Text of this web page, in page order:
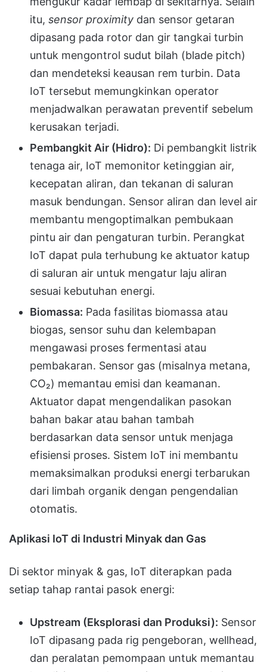
itu, sensor proximity dan sensor getaran
dipasang pada rotor dan gir tangkai turbin
untuk mengontrol sudut bilah (blade pitch)
dan mendeteksi keausan rem turbin. Data
IoT tersebut memungkinkan operator
menjadwalkan perawatan preventif sebelum
kerusakan terjadi.
Pembangkit Air (Hidro): Di pembangkit listrik
tenaga air, IoT memonitor ketinggian air,
kecepatan aliran, dan tekanan di saluran
masuk bendungan. Sensor aliran dan level air
membantu mengoptimalkan pembukaan
pintu air dan pengaturan turbin. Perangkat
IoT dapat pula terhubung ke aktuator katup
di saluran air untuk mengatur laju aliran
sesuai kebutuhan energi.
Biomassa: Pada fasilitas biomassa atau
biogas, sensor suhu dan kelembapan
mengawasi proses fermentasi atau
pembakaran. Sensor gas (misalnya metana,
CO₂) memantau emisi dan keamanan.
Aktuator dapat mengendalikan pasokan
bahan bakar atau bahan tambah
berdasarkan data sensor untuk menjaga
efisiensi proses. Sistem IoT ini membantu
memaksimalkan produksi energi terbarukan
dari limbah organik dengan pengendalian
otomatis.
Aplikasi IoT di Industri Minyak dan Gas
Di sektor minyak & gas, IoT diterapkan pada
setiap tahap rantai pasok energi:
Upstream (Eksplorasi dan Produksi): Sensor
IoT dipasang pada rig pengeboran, wellhead,
dan peralatan pemompaan untuk memantau